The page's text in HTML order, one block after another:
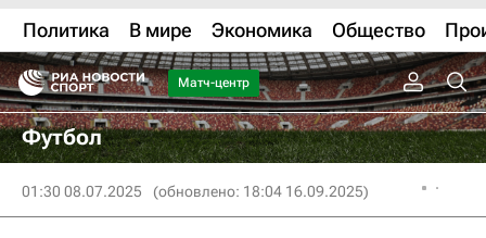
Политика В мире Экономика Общество
Матч-центр
Футбол
01:30 08.07.2025 (обновлено: 18:04 16.09.2025)